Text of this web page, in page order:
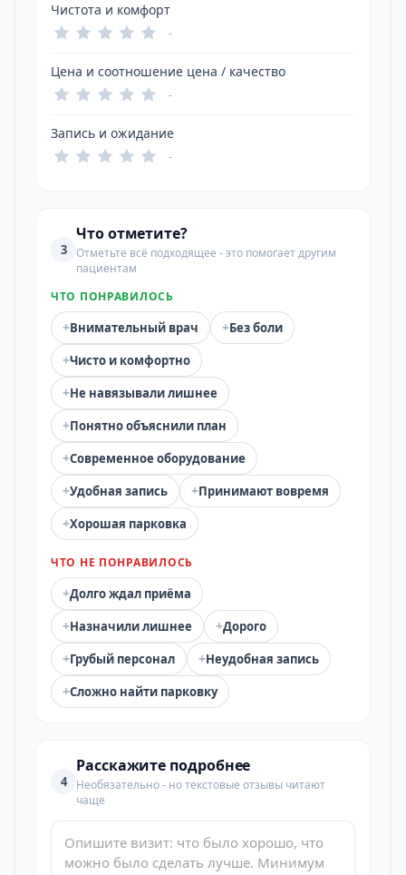
Чистота и комфорт
-
Цена и соотношение цена / качество
-
Запись и ожидание
-
3
Что отметите?
Отметьте всё подходящее - это помогает другим
пациентам
ЧТО ПОНРАВИЛОСЬ
+Внимательный врач +Без боли
+Чисто и комфортно
+Не навязывали лишнее
+Понятно объяснили план
+Современное оборудование
+Удобная запись +Принимают вовремя
+Хорошая парковка
ЧТО НЕ ПОНРАВИЛОСЬ
+Долго ждал приёма
+Назначили лишнее +Дорого
+Грубый персонал +Неудобная запись
+Сложно найти парковку
4
Расскажите подробнее
Необязательно - но текстовые отзывы читают
чаще